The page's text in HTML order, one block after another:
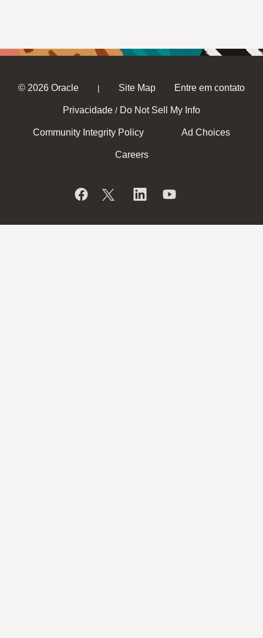
© 2026 Oracle | Site Map Entre em contato
Privacidade / Do Not Sell My Info
Community Integrity Policy Ad Choices
Careers